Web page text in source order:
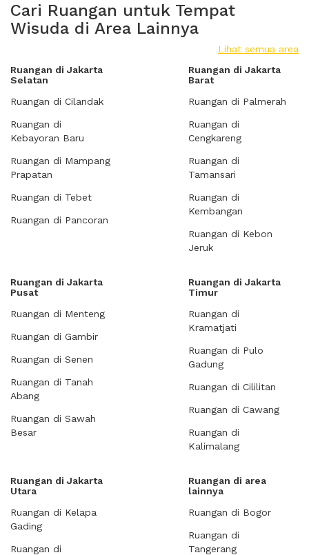
Cari Ruangan untuk Tempat
Wisuda di Area Lainnya
Lihat semua area
Ruangan di Jakarta
Selatan
Ruangan di Cilandak
Ruangan di
Kebayoran Baru
Ruangan di Mampang
Prapatan
Ruangan di Tebet
Ruangan di Pancoran
Ruangan di Jakarta
Barat
Ruangan di Palmerah
Ruangan di
Cengkareng
Ruangan di
Tamansari
Ruangan di
Kembangan
Ruangan di Kebon
Jeruk
Ruangan di Jakarta
Pusat
Ruangan di Menteng
Ruangan di Gambir
Ruangan di Senen
Ruangan di Tanah
Abang
Ruangan di Sawah
Besar
Ruangan di Jakarta
Timur
Ruangan di
Kramatjati
Ruangan di Pulo
Gadung
Ruangan di Cililitan
Ruangan di Cawang
Ruangan di
Kalimalang
Ruangan di Jakarta
Utara
Ruangan di Kelapa
Gading
Ruangan di
Ruangan di area
lainnya
Ruangan di Bogor
Ruangan di
Tangerang